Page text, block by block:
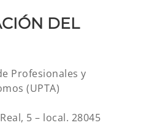
DEL
Profesionales y
(UPTA)
5 – local. 28045